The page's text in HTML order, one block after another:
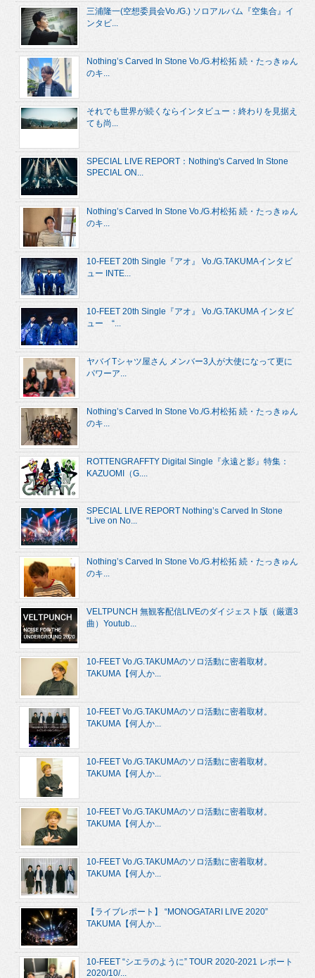
三浦隆一(空想委員会Vo./G.) ソロアルバム『空集合』イ
ンタビ...
Nothing’s Carved In Stone Vo./G.村松拓 続・たっきゅん
のキ...
それでも世界が続くならインタビュー：終わりを見据え
ても尚...
SPECIAL LIVE REPORT：Nothing's Carved In Stone
SPECIAL ON...
Nothing’s Carved In Stone Vo./G.村松拓 続・たっきゅん
のキ...
10-FEET 20th Single『アオ』 Vo./G.TAKUMAインタビ
ュー INTE...
10-FEET 20th Single『アオ』 Vo./G.TAKUMA インタビ
ュー “...
ヤバイTシャツ屋さん メンバー3人が大使になって更に
パワーア...
Nothing’s Carved In Stone Vo./G.村松拓 続・たっきゅん
のキ...
ROTTENGRAFFTY Digital Single『永遠と影』特集：
KAZUOMI（G....
SPECIAL LIVE REPORT Nothing’s Carved In Stone
“Live on No...
Nothing’s Carved In Stone Vo./G.村松拓 続・たっきゅん
のキ...
VELTPUNCH 無観客配信LIVEのダイジェスト版（厳選3
曲）Youtub...
10-FEET Vo./G.TAKUMAのソロ活動に密着取材。
TAKUMA【何人か...
10-FEET Vo./G.TAKUMAのソロ活動に密着取材。
TAKUMA【何人か...
10-FEET Vo./G.TAKUMAのソロ活動に密着取材。
TAKUMA【何人か...
10-FEET Vo./G.TAKUMAのソロ活動に密着取材。
TAKUMA【何人か...
10-FEET Vo./G.TAKUMAのソロ活動に密着取材。
TAKUMA【何人か...
【ライブレポート】 “MONOGATARI LIVE 2020”
TAKUMA【何人か...
10-FEET “シエラのように” TOUR 2020-2021 レポート
2020/10/...